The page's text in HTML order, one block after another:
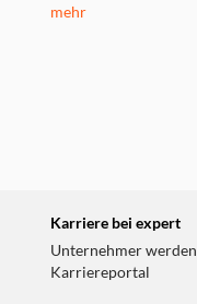
mehr
Karriere bei expert
Unternehmer werden
Karriereportal